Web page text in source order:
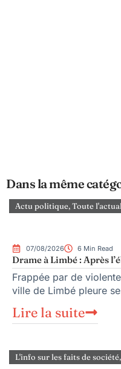
Dans la même
Actu politique,Toute
07/08/2026 6 Min Read
Drame à Limbé : Après
Frappée par de
ville de Limbé pleure
Lire la suite
L'info sur les faits de société,